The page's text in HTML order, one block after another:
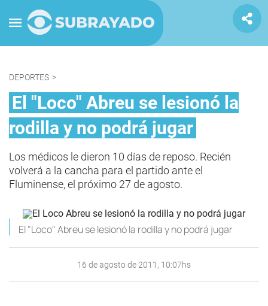
DEPORTES >
El "Loco" Abreu se lesionó la
rodilla y no podrá jugar
Los médicos le dieron 10 días de reposo. Recién
volverá a la cancha para el partido ante el
Fluminense, el próximo 27 de agosto.
El "Loco" Abreu se lesionó la rodilla y no podrá jugar
16 de agosto de 2011, 10:07hs